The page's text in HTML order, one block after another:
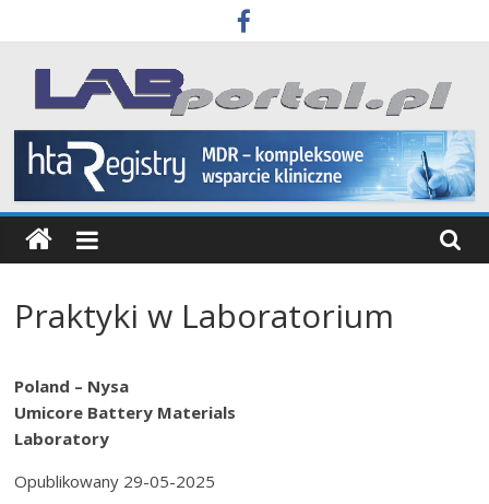
to
content
Labportal
Laboratoria
Aparatura
Badania
Praktyki w Laboratorium
Poland – Nysa
Umicore Battery Materials
Laboratory
Opublikowany 29-05-2025